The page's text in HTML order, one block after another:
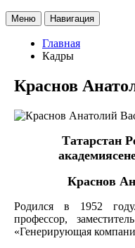
Меню Навигация
Главная
Кадры
Краснов
Татарстан
Краснов
Родился в 1952
профессор,
«Генерирующая